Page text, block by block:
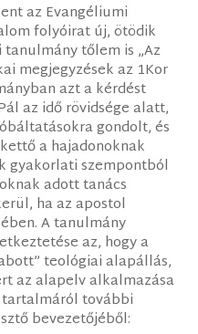
az Evangéliumi
folyóirat új, ötödik
tőlem is „Az
megjegyzések az 1Kor
azt a kérdést
az idő rövidsége alatt,
gondolt, és
a hajadonoknak
gyakorlati szempontból
adott tanács
ha az apostol
A tanulmány
az, hogy a
teológiai alapállás,
az alapelv alkalmazása
további
bevezetőjéből: